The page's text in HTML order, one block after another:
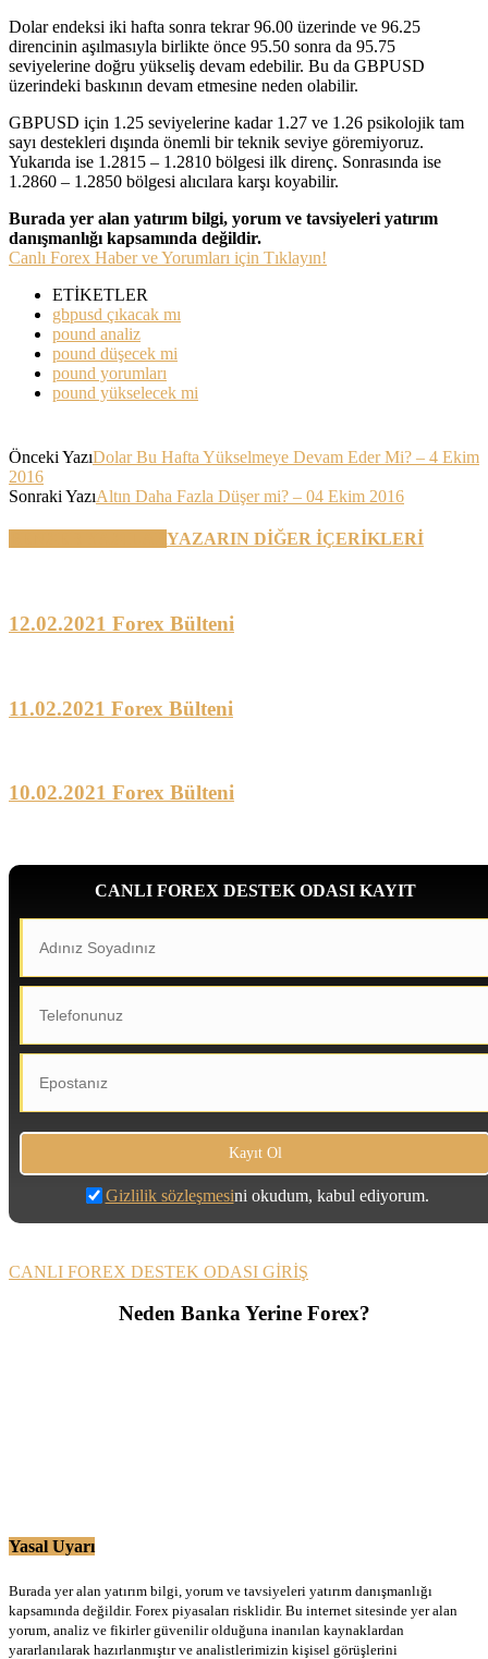
Dolar endeksi iki hafta sonra tekrar 96.00 üzerinde ve 96.25
direncinin aşılmasıyla birlikte önce 95.50 sonra da 95.75
seviyelerine doğru yükseliş devam edebilir. Bu da GBPUSD
üzerindeki baskının devam etmesine neden olabilir.
GBPUSD için 1.25 seviyelerine kadar 1.27 ve 1.26 psikolojik tam
sayı destekleri dışında önemli bir teknik seviye göremiyoruz.
Yukarıda ise 1.2815 – 1.2810 bölgesi ilk direnç. Sonrasında ise
1.2860 – 1.2850 bölgesi alıcılara karşı koyabilir.
Burada yer alan yatırım bilgi, yorum ve tavsiyeleri yatırım
danışmanlığı kapsamında değildir.
Canlı Forex Haber ve Yorumları için Tıklayın!
ETİKETLER
gbpusd çıkacak mı
pound analiz
pound düşecek mi
pound yorumları
pound yükselecek mi
Önceki YazıDolar Bu Hafta Yükselmeye Devam Eder Mi? – 4 Ekim
2016
Sonraki YazıAltın Daha Fazla Düşer mi? – 04 Ekim 2016
YAZARIN DİĞER İÇERİKLERİ
12.02.2021 Forex Bülteni
11.02.2021 Forex Bülteni
10.02.2021 Forex Bülteni
CANLI FOREX DESTEK ODASI KAYIT
Gizlilik sözleşmesini okudum, kabul ediyorum.
CANLI FOREX DESTEK ODASI GİRİŞ
Neden Banka Yerine Forex?
Yasal Uyarı
Burada yer alan yatırım bilgi, yorum ve tavsiyeleri yatırım danışmanlığı
kapsamında değildir. Forex piyasaları risklidir. Bu internet sitesinde yer alan
yorum, analiz ve fikirler güvenilir olduğuna inanılan kaynaklardan
yararlanılarak hazırlanmıştır ve analistlerimizin kişisel görüşlerini